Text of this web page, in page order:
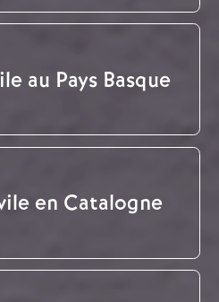
au Pays Basque
en Catalogne